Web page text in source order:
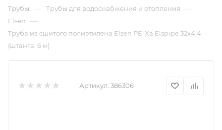
Трубы — Трубы для водоснабжения и отопления —
Elsen —
Труба из сшитого полиэтилена Elsen PE-Xa Elspipe 32x4,4
(штанга: 6 м)
Артикул: 386306